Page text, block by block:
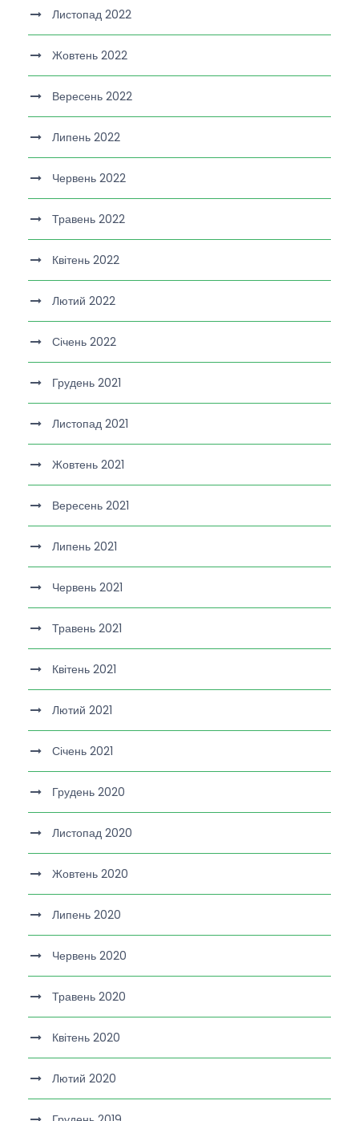
Листопад 2022
Жовтень 2022
Вересень 2022
Липень 2022
Червень 2022
Травень 2022
Квітень 2022
Лютий 2022
Січень 2022
Грудень 2021
Листопад 2021
Жовтень 2021
Вересень 2021
Липень 2021
Червень 2021
Травень 2021
Квітень 2021
Лютий 2021
Січень 2021
Грудень 2020
Листопад 2020
Жовтень 2020
Липень 2020
Червень 2020
Травень 2020
Квітень 2020
Лютий 2020